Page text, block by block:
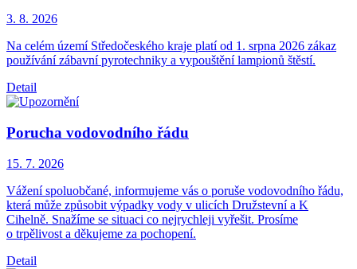
3. 8. 2026
Na celém území Středočeského kraje platí od 1. srpna 2026 zákaz
používání zábavní pyrotechniky a vypouštění lampionů štěstí.
Detail
Porucha vodovodního řádu
15. 7. 2026
Vážení spoluobčané, informujeme vás o poruše vodovodního řádu,
která může způsobit výpadky vody v ulicích Družstevní a K
Cihelně. Snažíme se situaci co nejrychleji vyřešit. Prosíme
o trpělivost a děkujeme za pochopení.
Detail